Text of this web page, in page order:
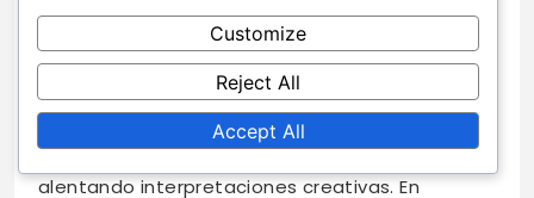
las pistas y se relacionan entre sí. Los estilos
únicos pueden evocar diferentes emociones,
moldeando la experiencia de narración.
Por ejemplo, el arte vibrante y surrealista puede
crear un entorno animado e imaginativo,
alentando interpretaciones creativas. En
Customize
Reject All
Accept All